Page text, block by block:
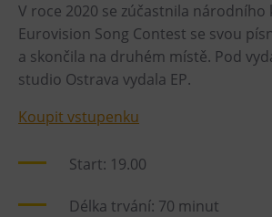
CØKAFE Dolní Vítkovice
FUTURE café
Catering
Ubytování
Hotel VP1
V roce 2020 se zúčastnila národního
Eurovision Song Contest se svou
a skončila na druhém místě. Pod
studio Ostrava vydala EP.
Koupit vstupenku
Start: 19.00
Délka trvání: 70 minut